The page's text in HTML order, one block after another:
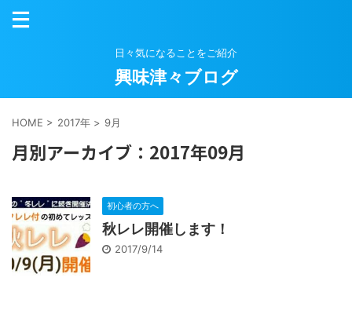
日々気になることをご紹介
興味津々ブログ
HOME > 2017年 > 9月
月別アーカイブ：2017年09月
初心者の方へ
秋レレ開催します！
2017/9/14